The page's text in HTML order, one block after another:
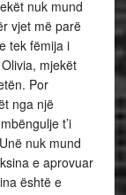
nuk mund
vjet më parë
tek fëmija i
mjekët
Por
nga një
t’i
nuk mund
e aprovuar
është e